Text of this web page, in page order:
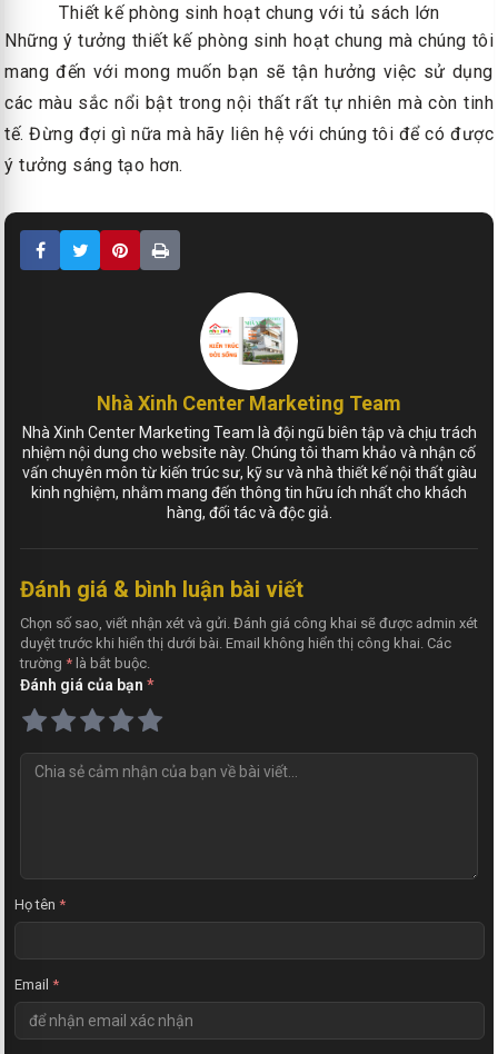
Thiết kế phòng sinh hoạt chung với tủ sách lớn
Những ý tưởng thiết kế phòng sinh hoạt chung mà chúng tôi
mang đến với mong muốn bạn sẽ tận hưởng việc sử dụng
các màu sắc nổi bật trong nội thất rất tự nhiên mà còn tinh
tế. Đừng đợi gì nữa mà hãy liên hệ với chúng tôi để có được
ý tưởng sáng tạo hơn.
Nhà Xinh Center Marketing Team
Nhà Xinh Center Marketing Team là đội ngũ biên tập và chịu trách
nhiệm nội dung cho website này. Chúng tôi tham khảo và nhận cố
vấn chuyên môn từ kiến trúc sư, kỹ sư và nhà thiết kế nội thất giàu
kinh nghiệm, nhằm mang đến thông tin hữu ích nhất cho khách
hàng, đối tác và độc giả.
Đánh giá & bình luận bài viết
Chọn số sao, viết nhận xét và gửi. Đánh giá công khai sẽ được admin xét
duyệt trước khi hiển thị dưới bài. Email không hiển thị công khai. Các
trường * là bắt buộc.
Đánh giá của bạn *
Họ tên *
Email *